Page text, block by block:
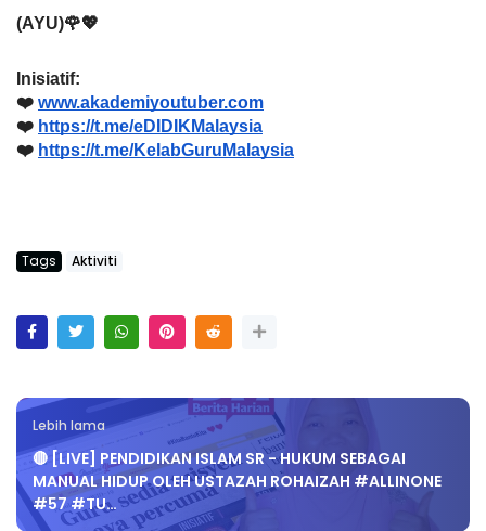
(AYU)🌹💖
Inisiatif:
❤️ www.akademiyoutuber.com
❤️ https://t.me/eDIDIKMalaysia
❤️ https://t.me/KelabGuruMalaysia
Tags Aktiviti
Lebih lama
🔴 [LIVE] PENDIDIKAN ISLAM SR - HUKUM SEBAGAI
MANUAL HIDUP OLEH USTAZAH ROHAIZAH #ALLINONE
#57 #TU…